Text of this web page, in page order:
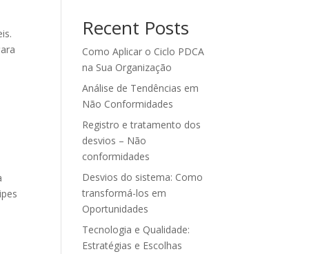
Recent Posts
Como Aplicar o Ciclo PDCA
na Sua Organização
Análise de Tendências em
Não Conformidades
Registro e tratamento dos
desvios – Não
conformidades
Desvios do sistema: Como
transformá-los em
Oportunidades
Tecnologia e Qualidade:
Estratégias e Escolhas